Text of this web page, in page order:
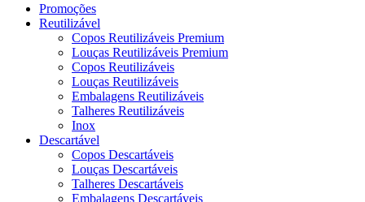
Promoções
Reutilizável
Copos Reutilizáveis Premium
Louças Reutilizáveis Premium
Copos Reutilizáveis
Louças Reutilizáveis
Embalagens Reutilizáveis
Talheres Reutilizáveis
Inox
Descartável
Copos Descartáveis
Louças Descartáveis
Talheres Descartáveis
Embalagens Descartáveis